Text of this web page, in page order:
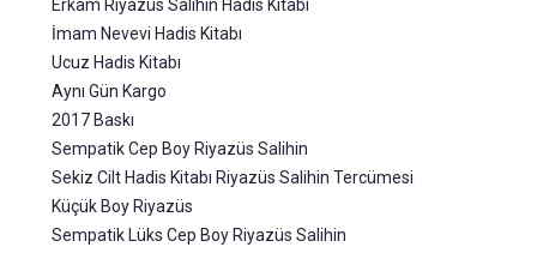
Erkam Riyazüs Salihin Hadis Kitabı
İmam Nevevi Hadis Kitabı
Ucuz Hadis Kitabı
Aynı Gün Kargo
2017 Baskı
Sempatik Cep Boy Riyazüs Salihin
Sekiz Cilt Hadis Kitabı Riyazüs Salihin Tercümesi
Küçük Boy Riyazüs
Sempatik Lüks Cep Boy Riyazüs Salihin